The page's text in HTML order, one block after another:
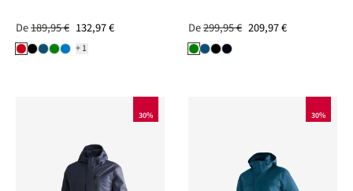
+1
De189,95 € 132,97 € De299,95 € 209,97 €
30% 30%